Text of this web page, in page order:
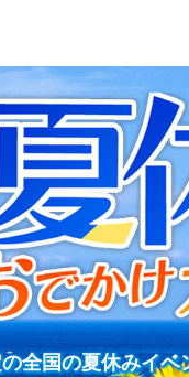
全国の夏休みイ